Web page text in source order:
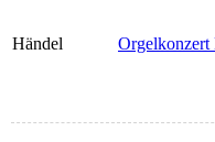
Händel